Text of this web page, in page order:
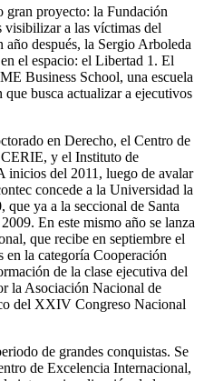
gran proyecto: la Fundación
a las víctimas del
después, la Sergio Arboleda
el espacio: el Libertad 1. El
Business School, una escuela
busca actualizar a ejecutivos
en Derecho, el Centro de
y el Instituto de
inicios del 2011, luego de avalar
concede a la Universidad la
ya a la seccional de Santa
En este mismo año se lanza
que recibe en septiembre el
la categoría Cooperación
de la clase ejecutiva del
la Asociación Nacional de
del XXIV Congreso Nacional
de grandes conquistas. Se
de Excelencia Internacional,